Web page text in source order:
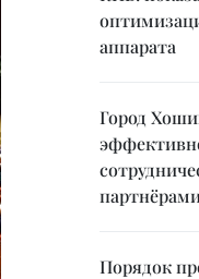
аппарата
Город
Порядок